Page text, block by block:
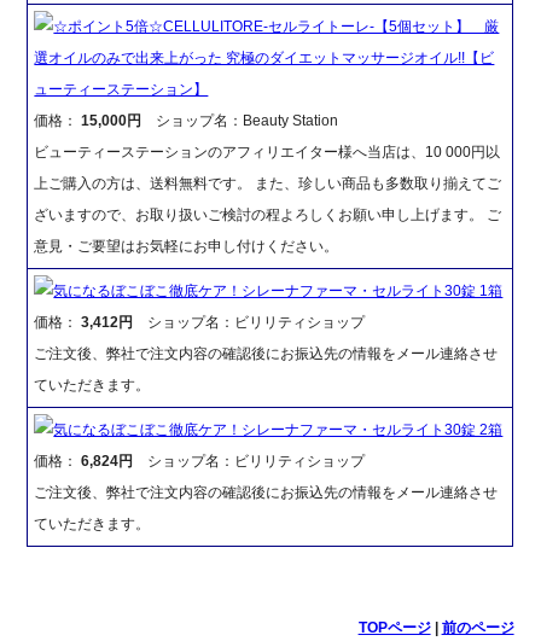
☆ポイント5倍☆CELLULITORE-セルライトーレ-【5個セット】 厳
選オイルのみで出来上がった 究極のダイエットマッサージオイル!!【ビ
ューティーステーション】
価格：15,000円
ショップ名：Beauty Station
ビューティーステーションのアフィリエイター様へ当店は、10 000円以
上ご購入の方は、送料無料です。 また、珍しい商品も多数取り揃えてご
ざいますので、お取り扱いご検討の程よろしくお願い申し上げます。 ご
意見・ご要望はお気軽にお申し付けください。
気になるぼこぼこ徹底ケア！シレーナファーマ・セルライト30錠 1箱
価格：3,412円
ショップ名：ビリリティショップ
ご注文後、弊社で注文内容の確認後にお振込先の情報をメール連絡させ
ていただきます。
気になるぼこぼこ徹底ケア！シレーナファーマ・セルライト30錠 2箱
価格：6,824円
ショップ名：ビリリティショップ
ご注文後、弊社で注文内容の確認後にお振込先の情報をメール連絡させ
ていただきます。
TOPページ| 前のページ